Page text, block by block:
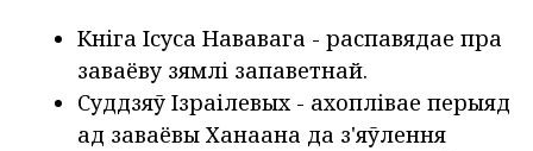
Кніга Ісуса Нававага - распавядае пра
заваёву зямлі запаветнай.
Суддзяў Ізраілевых - ахоплівае перыяд
ад заваёвы Ханаана да з'яўлення